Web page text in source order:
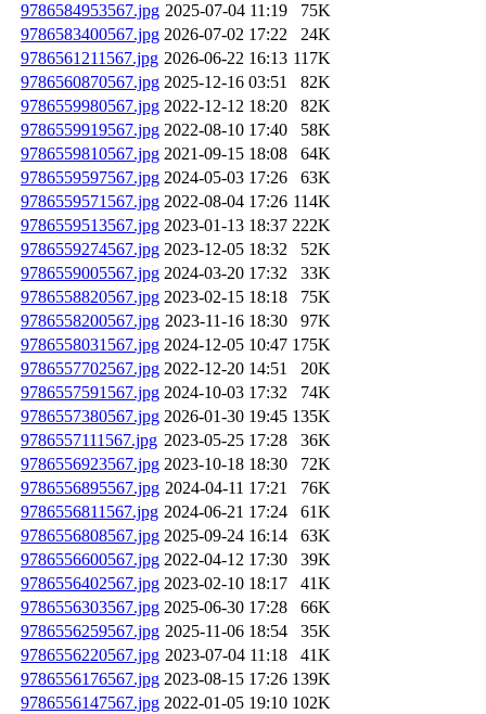
9786584953567.jpg 2025-07-04 11:19
75K
9786583400567.jpg 2026-07-02 17:22
24K
9786561211567.jpg 2026-06-22 16:13 117K
9786560870567.jpg 2025-12-16 03:51
82K
9786559980567.jpg 2022-12-12 18:20
82K
9786559919567.jpg 2022-08-10 17:40
58K
9786559810567.jpg 2021-09-15 18:08
64K
9786559597567.jpg 2024-05-03 17:26
63K
9786559571567.jpg 2022-08-04 17:26 114K
9786559513567.jpg 2023-01-13 18:37 222K
9786559274567.jpg 2023-12-05 18:32
52K
9786559005567.jpg 2024-03-20 17:32
33K
9786558820567.jpg 2023-02-15 18:18
75K
9786558200567.jpg 2023-11-16 18:30
97K
9786558031567.jpg 2024-12-05 10:47 175K
9786557702567.jpg 2022-12-20 14:51
20K
9786557591567.jpg 2024-10-03 17:32
74K
9786557380567.jpg 2026-01-30 19:45 135K
9786557111567.jpg 2023-05-25 17:28
36K
9786556923567.jpg 2023-10-18 18:30
72K
9786556895567.jpg 2024-04-11 17:21
76K
9786556811567.jpg 2024-06-21 17:24
61K
9786556808567.jpg 2025-09-24 16:14
63K
9786556600567.jpg 2022-04-12 17:30
39K
9786556402567.jpg 2023-02-10 18:17
41K
9786556303567.jpg 2025-06-30 17:28
66K
9786556259567.jpg 2025-11-06 18:54
35K
9786556220567.jpg 2023-07-04 11:18
41K
9786556176567.jpg 2023-08-15 17:26 139K
9786556147567.jpg 2022-01-05 19:10 102K